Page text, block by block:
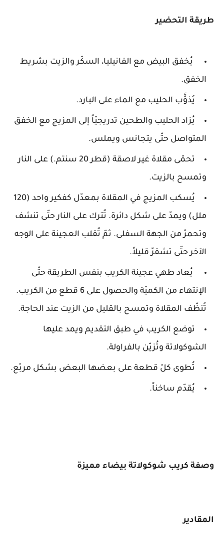
طريقة التحضير
يُخفق البيض مع الفانيليا، السكّر والزيت بشريط
الخفق.
يُذوَّّب الحليب مع الماء على البارد.
يُزاد الحليب والطحين تدريجيّاً إلى المزيج مع الخفق
المتواصل حتّى يتجانس ويملس.
تحمّى مقلاة غير لاصقة (قطر 20 سنتم.) على النار
وتمسح بالزيت.
يُسكب المزيج في المقلاة بمعدّل كفكير واحد (120
ملل) ويمدّ على شكل دائرة. تُترك على النار حتّى تنشف
وتحمرّ من الجهة السفلى. ثمّ تُقلب العجينة على الوجه
الآخر حتّى تشقرّ قليلاً.
يُعاد طهي عجينة الكريب بنفس الطريقة حتّى
الإنتهاء من الكميّة والحصول على 6 قطع من الكريب.
تُنظّف المقلاة وتمسح بالقليل من الزيت عند الحاجة.
توضع الكريب في طبق التقديم ويمد عليها
الشوكولاتة وتُزيّن بالفراولة.
تُطوى كلّ قطعة على بعضها البعض بشكل مربّع.
يُقدّم ساخناً.
وصفة كريب شوكولاتة بيضاء مميزة
المقادير